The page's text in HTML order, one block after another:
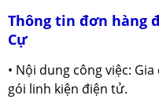
Thông tin đơn hàng
Cự
• Nội dung công việc:
gói linh kiện điện tử.